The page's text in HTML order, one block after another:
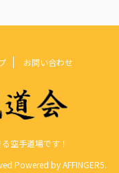
お問い合わせ
空手道場です！
Powered byAFFINGER5.